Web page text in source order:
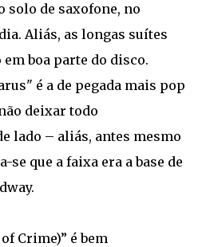
solo de saxofone, no
Aliás, as longas suítes
boa parte do disco.
é a de pegada mais pop
deixar todo
lado – aliás, antes mesmo
se que a faixa era a base de
Crime)” é bem